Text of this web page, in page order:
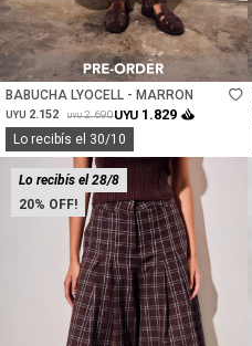
Talle
BABUCHA LYOCELL - MARRON
UYU 2.152 UYU 2.690UYU 1.829
Lo recibís el 30/10
20
Lo recibís el 28/8